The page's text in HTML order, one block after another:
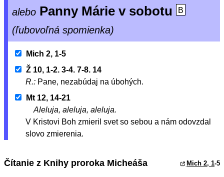
alebo Panny Márie v sobotu B
(ľubovoľná spomienka)
Mich 2, 1-5
Ž 10, 1-2. 3-4. 7-8. 14
R.: Pane, nezabúdaj na úbohých.
Mt 12, 14-21
Aleluja, aleluja, aleluja.
V Kristovi Boh zmieril svet so sebou a nám odovzdal
slovo zmierenia.
Čítanie z Knihy proroka Micheáša Mich 2, 1-5